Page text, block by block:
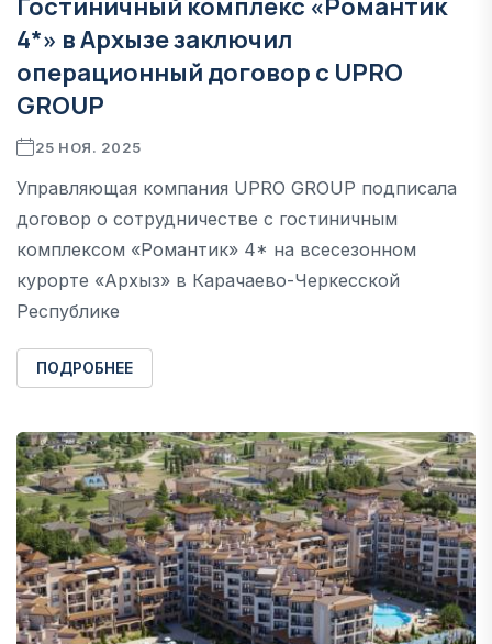
4*» в Архызе заключил
операционный договор с UPRO
GROUP
25 НОЯ. 2025
Управляющая компания UPRO GROUP подписала
договор о сотрудничестве с гостиничным
комплексом «Романтик» 4* на всесезонном
курорте «Архыз» в Карачаево-Черкесской
Республике
ПОДРОБНЕЕ